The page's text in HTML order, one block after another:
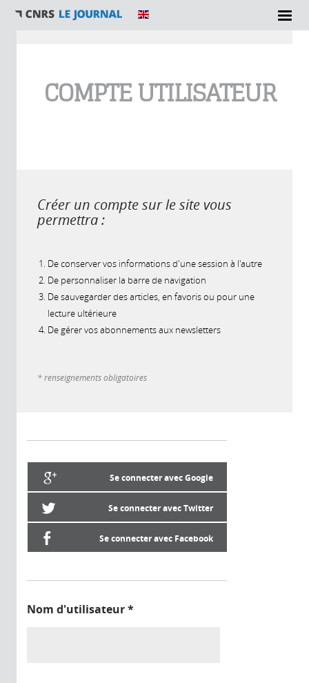
COMPTE UTILISATEUR
Créer un compte sur le site vous
permettra :
De conserver vos informations d'une session à l'autre
De personnaliser la barre de navigation
De sauvegarder des articles, en favoris ou pour une
lecture ultérieure
De gérer vos abonnements aux newsletters
* renseignements obligatoires
Se connecter avec Google
Se connecter avec Twitter
Se connecter avec Facebook
Nom d'utilisateur*